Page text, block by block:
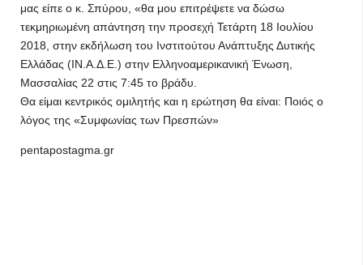
μας είπε ο κ. Σπύρου, «θα μου επιτρέψετε να δώσω
τεκμηριωμένη απάντηση την προσεχή Τετάρτη 18 Ιουλίου
2018, στην εκδήλωση του Ινστιτούτου Ανάπτυξης Δυτικής
Ελλάδας (ΙΝ.Α.Δ.Ε.) στην Ελληνοαμερικανική Ένωση,
Μασσαλίας 22 στις 7:45 το βράδυ.
Θα είμαι κεντρικός ομιλητής και η ερώτηση θα είναι: Ποιός ο
λόγος της «Συμφωνίας των Πρεσπών»
pentapostagma.gr